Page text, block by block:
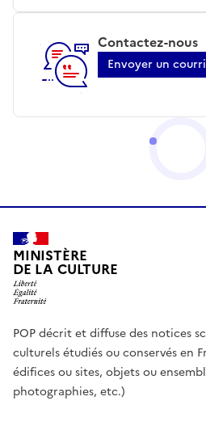
Contactez-nous
Envoyer un
MINISTÈRE
DE LA CULTURE
POP décrit et diffuse des notices
culturels étudiés ou conservés en
édifices ou sites, objets ou
photographies, etc.)